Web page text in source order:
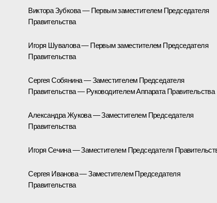
Виктора Зубкова — Первым заместителем Председателя
Правительства
Игоря Шувалова — Первым заместителем Председателя
Правительства
Сергея Собянина — Заместителем Председателя
Правительства — Руководителем Аппарата Правительства
Александра Жукова — Заместителем Председателя
Правительства
Игоря Сечина — Заместителем Председателя
Сергея Иванова — Заместителем Председателя
Правительства